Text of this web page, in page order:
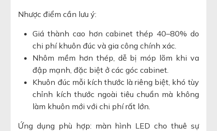
Nhược điểm cần lưu ý:
Giá thành cao hơn cabinet thép 40–80% do
chi phí khuôn đúc và gia công chính xác.
Nhôm mềm hơn thép, dễ bị móp lõm khi va
đập mạnh, đặc biệt ở các góc cabinet.
Khuôn đúc mỗi kích thước là riêng biệt, khó tùy
chỉnh kích thước ngoài tiêu chuẩn mà không
làm khuôn mới với chi phí rất lớn.
Ứng dụng phù hợp: màn hình LED cho thuê sự